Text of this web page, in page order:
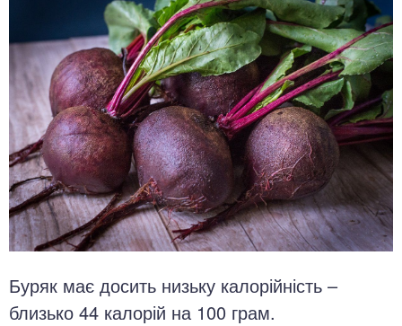
Буряк має досить низьку калорійність –
близько 44 калорій на 100 грам.